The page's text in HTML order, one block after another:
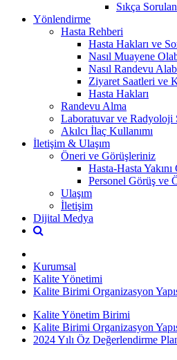
Sıkça
Yönlendirme
Hasta Rehberi
Hasta Hakları ve
Nasıl Muayene
Nasıl Randevu
Ziyaret Saatleri ve
Hasta Hakları
Randevu Alma
Laboratuvar ve Radyoloji
Akılcı İlaç Kullanımı
İletişim & Ulaşım
Öneri ve Görüşleriniz
Hasta-Hasta
Personel Görüş ve
Ulaşım
İletişim
Dijital Medya
Kurumsal
Kalite Yönetimi
Kalite Birimi Organizasyon
Kalite Yönetim Birimi
Kalite Birimi Organizasyon
2024 Yılı Öz Değerlendirme